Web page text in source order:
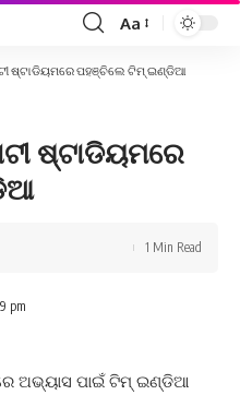
Font
Resizer
Aa
ଷ୍ଟାଡିୟମରେ ପହଞ୍ଚିଲେ ଟିମ୍ ଇଣ୍ଡିଆ
ଷ୍ଟାଡିୟମରେ
pm
1 Min Read
ଅଭ୍ୟାସ ପାଇଁ ଟିମ୍ ଇଣ୍ଡିଆ